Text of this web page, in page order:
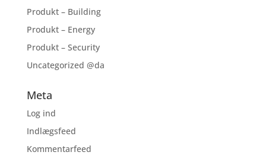
Produkt – Building
Produkt – Energy
Produkt – Security
Uncategorized @da
Meta
Log ind
Indlægsfeed
Kommentarfeed